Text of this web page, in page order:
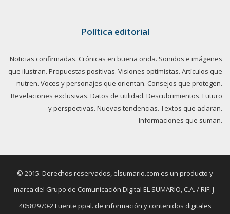
Política editorial
Noticias confirmadas. Crónicas en buena onda. Sonidos e imágenes
que ilustran. Propuestas positivas. Visiones optimistas. Artículos que
nutren. Voces y personajes que orientan. Consejos que protegen.
Revelaciones exclusivas. Datos de utilidad. Descubrimientos. Futuro
y perspectivas. Nuevas tendencias. Textos que aclaran.
Informaciones que suman.
© 2015. Derechos reservados, elsumario.com es un producto y
marca del Grupo de Comunicación Digital EL SUMARIO, C.A. / RIF: J-
40582970-2 Fuente ppal. de información y contenidos digitales